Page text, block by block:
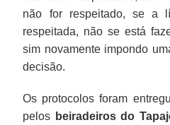
não for respeitado, se a
respeitada, não se está
sim novamente impondo
decisão.
Os protocolos foram
pelos beiradeiros do